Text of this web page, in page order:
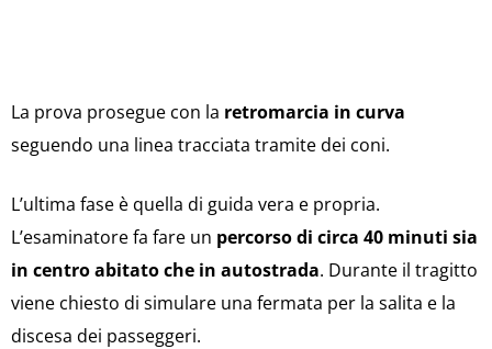
La prova prosegue con la retromarcia in curva
seguendo una linea tracciata tramite dei coni.
L’ultima fase è quella di guida vera e propria.
L’esaminatore fa fare un percorso di circa 40 minuti sia
in centro abitato che in autostrada. Durante il tragitto
viene chiesto di simulare una fermata per la salita e la
discesa dei passeggeri.